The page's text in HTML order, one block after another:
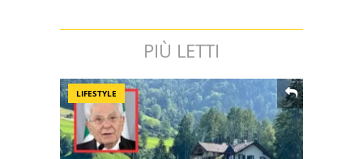
PIÙ LETTI
LIFESTYLE